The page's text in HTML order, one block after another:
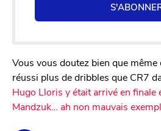
Vous vous doutez bien que
réussi plus de dribbles que CR7
Hugo Lloris y était arrivé en finale
Mandzuk… ah non mauvais